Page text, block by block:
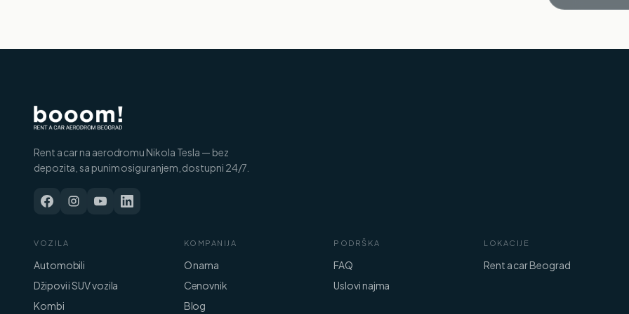
Rent a car na aerodromu Nikola Tesla — bez
depozita, sa punim osiguranjem, dostupni 24/7.
VOZILA
Automobili
Džipovi i SUV vozila
Kombi
KOMPANIJA
O nama
Cenovnik
Blog
PODRŠKA
FAQ
Uslovi najma
LOKACIJE
Rent a car Beograd